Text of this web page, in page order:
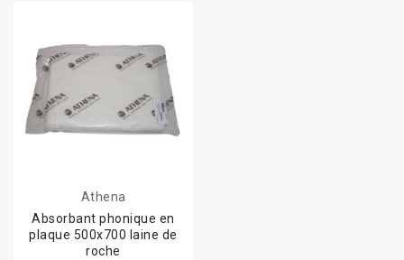
Athena
Absorbant phonique en
plaque 500x700 laine de
roche